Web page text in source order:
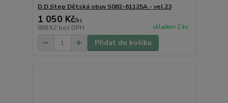
D.D.Step Dětská obuv S082-61125A - vel.23
1 050 Kč/ks
868 Kč bez DPH skladem 2 ks
Přidat do košíku